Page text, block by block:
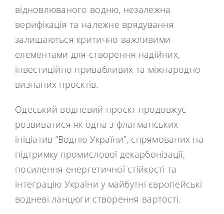
відновлюваного водню, незалежна
верифікація та належне врядування
залишаються критично важливими
елементами для створення надійних,
інвестиційно привабливих та міжнародно
визнаних проєктів.
Одеський водневий проєкт продовжує
розвиватися як одна з флагманських
ініціатив “Водню України”, спрямованих на
підтримку промислової декарбонізації,
посилення енергетичної стійкості та
інтеграцію України у майбутні європейські
водневі ланцюги створення вартості.